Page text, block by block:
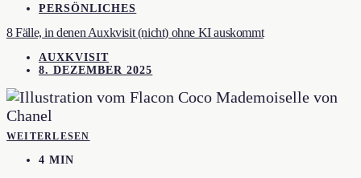
PERSÖNLICHES
8 Fälle, in denen Auxkvisit (nicht) ohne KI auskommt
AUXKVISIT
8. DEZEMBER 2025
WEITERLESEN
4 MIN